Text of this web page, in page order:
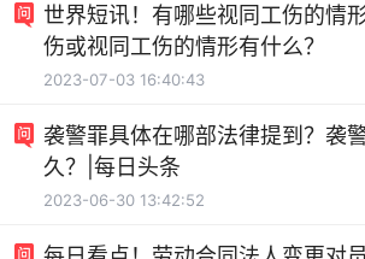
世界短讯！有哪些视同工伤的情
伤或视同工伤的情形有什么？
2023-07-03 16:40:43
袭警罪具体在哪部法律提到？袭
久？|每日头条
2023-06-30 13:42:52